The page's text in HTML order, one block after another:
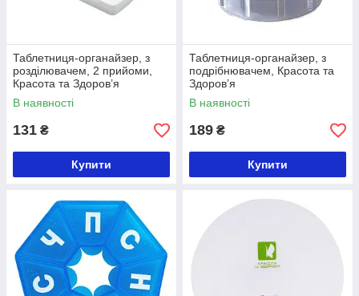
Таблетниця-органайзер, з
розділювачем, 2 прийоми,
Красота та Здоров’я
В наявності
131 ₴
Купити
Таблетниця-органайзер, з
подрібнювачем, Красота та
Здоров’я
В наявності
189 ₴
Купити